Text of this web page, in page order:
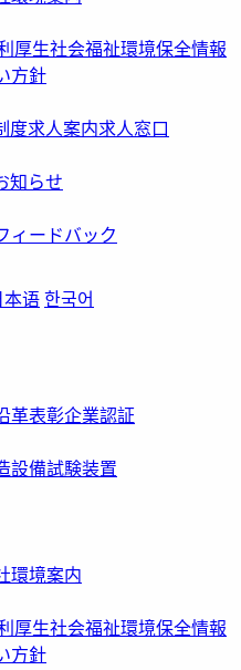
厚生社会福祉環境保全情報
方針
度求人案内求人窓口
知らせ
ィードバック
本语 한국어
革表彰企業認証
設備試験装置
環境案内
厚生社会福祉環境保全情報
方針